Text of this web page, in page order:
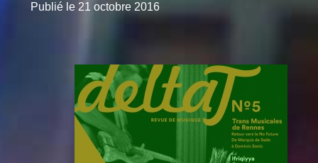
Publié le 21 octobre 2016